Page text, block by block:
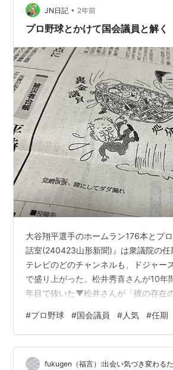
に仕事で名前も広めてしまったし（苦
JN日記 • 2年前
プロ野球とかけて国会議員と解
大谷翔平選手のホームラン176本とプ
話室(240423山形新聞)』は衆議院の
テレビのどのチャンネルも、ドジャー
で盛り上がった。松井秀喜さんが10年
年目で抜いた▼松井さんが「彼の存在
続けるだろう。これに対して、国会の
任期満了まで、残るは1年半。岸田文
は満了前の解散も▼ただ、自民党派閥
ィー裏金事件だ。28日投開票の衆院3
#プロ野球 #国会議員 #人気 #任期
fukugen（福言）:出会い気づき変わる